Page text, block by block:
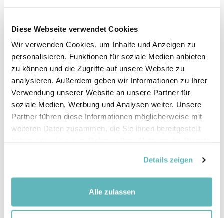
Diese Webseite verwendet Cookies
Wir verwenden Cookies, um Inhalte und Anzeigen zu
personalisieren, Funktionen für soziale Medien anbieten
zu können und die Zugriffe auf unsere Website zu
analysieren. Außerdem geben wir Informationen zu Ihrer
Verwendung unserer Website an unsere Partner für
soziale Medien, Werbung und Analysen weiter. Unsere
Partner führen diese Informationen möglicherweise mit
weiteren Daten zusammen, die Sie ihnen bereitgestellt
Details zeigen
Alle zulassen
l'école, de la commune et des groupes
présence d’un panel des différents groupes
occupant la cour permet de représenter les intérêts
variés. Le défi consiste alors à réunir les bonnes
personnes autour de la table.
Il est recommandé de penser aux représentant·e·s
suivant·e·s :
l’espace : associations de parents,
La direction de l’établissement ou un·e
représentant·e de la direction